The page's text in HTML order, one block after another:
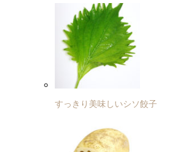
すっきり美味しいシソ餃子